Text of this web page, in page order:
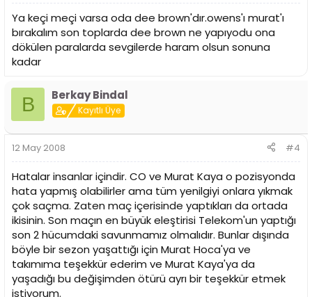
Ya keçi meçi varsa oda dee brown'dır.owens'ı murat'ı
bırakalım son toplarda dee brown ne yapıyodu ona
dökülen paralarda sevgilerde haram olsun sonuna
kadar
B Berkay Bindal
Kayıtlı Üye
12 May 2008 #4
Hatalar insanlar içindir. CO ve Murat Kaya o pozisyonda
hata yapmış olabilirler ama tüm yenilgiyi onlara yıkmak
çok saçma. Zaten maç içerisinde yaptıkları da ortada
ikisinin. Son maçın en büyük eleştirisi Telekom'un yaptığı
son 2 hücumdaki savunmamız olmalıdır. Bunlar dışında
böyle bir sezon yaşattığı için Murat Hoca'ya ve
takımıma teşekkür ederim ve Murat Kaya'ya da
yaşadığı bu değişimden ötürü ayrı bir teşekkür etmek
istiyorum.